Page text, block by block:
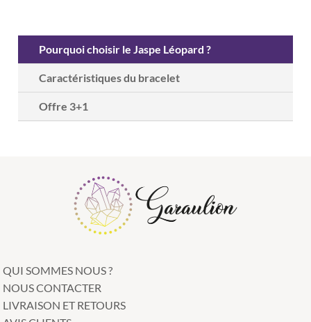
Pourquoi choisir le Jaspe Léopard ?
Caractéristiques du bracelet
Offre 3+1
QUI SOMMES NOUS ?
NOUS CONTACTER
LIVRAISON ET RETOURS